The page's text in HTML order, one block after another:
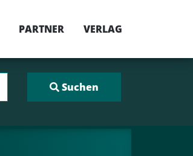
PARTNER VERLAG